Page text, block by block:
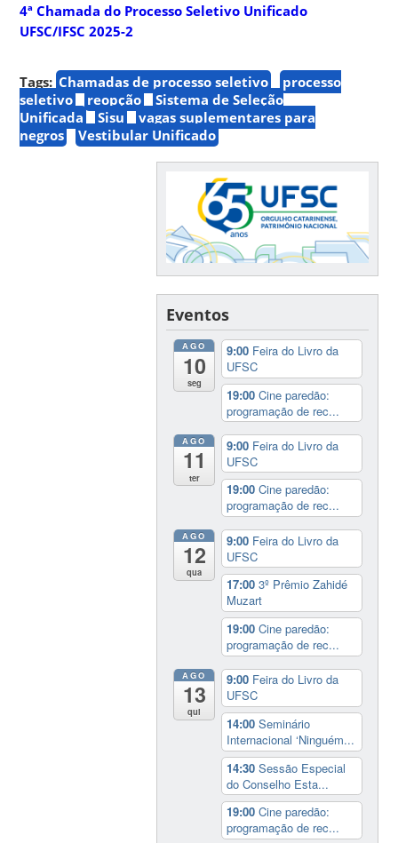
4ª Chamada do Processo Seletivo Unificado
UFSC/IFSC 2025-2
Tags: Chamadas de processo seletivo
processo
seletivo
reopção
Sistema de Seleção
Unificada
Sisu
vagas suplementares para
negros
Vestibular Unificado
Eventos
AGO
10
seg
9:00 Feira do Livro da
UFSC
19:00Cine paredão:
programação de rec...
AGO
11
ter
9:00 Feira do Livro da
UFSC
19:00Cine paredão:
programação de rec...
AGO
12
qua
9:00 Feira do Livro da
UFSC
17:003º Prêmio Zahidé
Muzart
19:00Cine paredão:
programação de rec...
AGO
13
qui
9:00 Feira do Livro da
UFSC
14:00Seminário
Internacional ‘Ninguém...
14:30Sessão Especial
do Conselho Esta...
19:00Cine paredão:
programação de rec...